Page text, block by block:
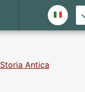
Storia Antica